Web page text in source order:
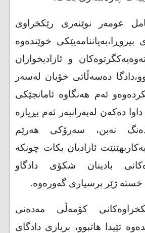
عومه‌ر نوێنه‌ری رێكخراوی
خوێنده‌وه‌
و ئازادیخوازان
ده‌سه‌ڵاتی خۆیان له‌سه‌ر
ئه‌م هه‌نگاوه‌ ئامانجێكی
ده‌كه‌ن له‌به‌رانبه‌ر ئه‌م بڕیاره‌
بێده‌نگ نه‌بن، سه‌رۆكی هه‌رێم
ئازادیان بكات چونكه‌
بادینان شكۆی دادگاو
ژێر پرسیاری گه‌وره‌وه‌.
كۆمه‌ڵی مه‌ده‌نی
تێیدا هاتبوو، بریاری دادگای